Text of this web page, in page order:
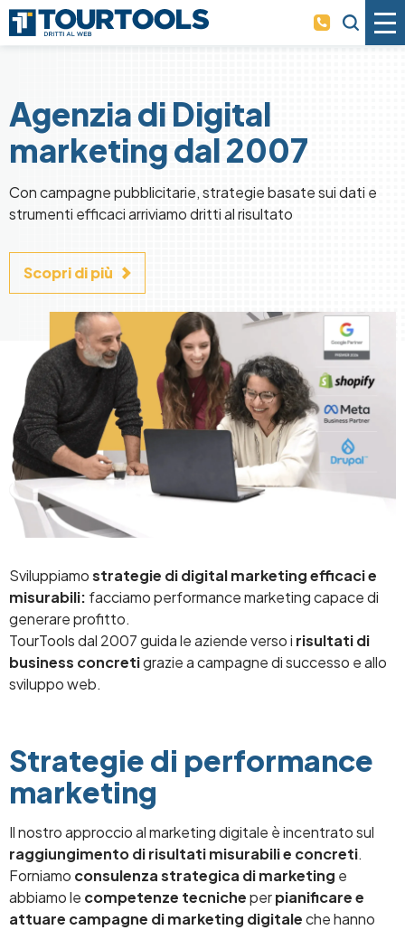
Agenzia di Digital
marketing dal 2007
Con campagne pubblicitarie, strategie basate sui dati e
strumenti efficaci arriviamo dritti al risultato
Scopri di più
Sviluppiamostrategie di digital marketing efficaci e
misurabili: facciamo performance marketing capace di
generare profitto.
TourTools dal 2007 guida le aziende verso i risultati di
business concretigrazie a campagne di successo e allo
sviluppo web.
Strategie di performance
marketing
Il nostro approccio al marketing digitale è incentrato sul
raggiungimento di risultati misurabili e concreti.
Forniamo consulenza strategica di marketing e
abbiamo le competenze tecnicheperpianificare e
attuare campagne di marketing digitaleche hanno